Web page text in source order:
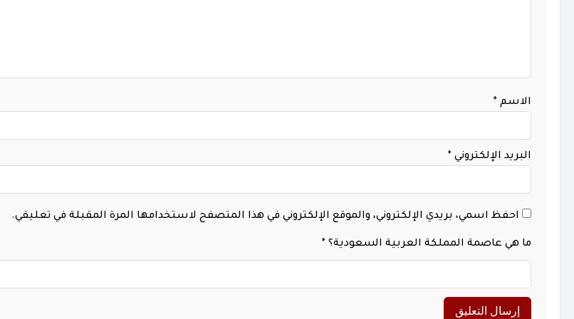
الاسم *
البريد الإلكتروني *
احفظ اسمي، بريدي الإلكتروني، والموقع الإلكتروني في هذا المتصفح لاستخدامها المرة المقبلة في تعليقي.
ما هي عاصمة المملكة العربية السعودية؟ *